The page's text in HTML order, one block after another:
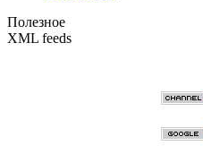
Полезное
XML feeds